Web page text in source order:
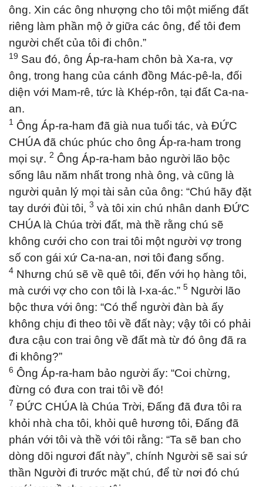
ông. Xin các ông nhượng cho tôi một miếng đất
riêng làm phần mộ ở giữa các ông, để tôi đem
người chết của tôi đi chôn.”
19 Sau đó, ông Áp-ra-ham chôn bà Xa-ra, vợ
ông, trong hang của cánh đồng Mác-pê-la, đối
diện với Mam-rê, tức là Khép-rôn, tại đất Ca-na-
an.
1 Ông Áp-ra-ham đã già nua tuổi tác, và ĐỨC
CHÚA đã chúc phúc cho ông Áp-ra-ham trong
mọi sự. 2 Ông Áp-ra-ham bảo người lão bộc
sống lâu năm nhất trong nhà ông, và cũng là
người quản lý mọi tài sản của ông: “Chú hãy đặt
tay dưới đùi tôi, 3 và tôi xin chú nhân danh ĐỨC
CHÚA là Chúa trời đất, mà thề rằng chú sẽ
không cưới cho con trai tôi một người vợ trong
số con gái xứ Ca-na-an, nơi tôi đang sống.
4 Nhưng chú sẽ về quê tôi, đến với họ hàng tôi,
mà cưới vợ cho con tôi là I-xa-ác.” 5 Người lão
bộc thưa với ông: “Có thể người đàn bà ấy
không chịu đi theo tôi về đất này; vậy tôi có phải
đưa cậu con trai ông về đất mà từ đó ông đã ra
đi không?”
6 Ông Áp-ra-ham bảo người ấy: “Coi chừng,
đừng có đưa con trai tôi về đó!
7 ĐỨC CHÚA là Chúa Trời, Đấng đã đưa tôi ra
khỏi nhà cha tôi, khỏi quê hương tôi, Đấng đã
phán với tôi và thề với tôi rằng: “Ta sẽ ban cho
dòng dõi ngươi đất này”, chính Người sẽ sai sứ
thần Người đi trước mặt chú, để từ nơi đó chú